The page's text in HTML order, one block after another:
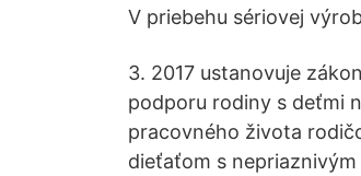
V priebehu sériovej
3. 2017 ustanovuje
podporu rodiny s deťmi
pracovného života
dieťaťom s